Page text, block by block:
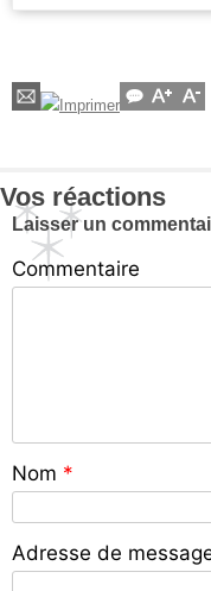
Vos réactions
Laisser un
Commentaire
Nom *
Adresse de